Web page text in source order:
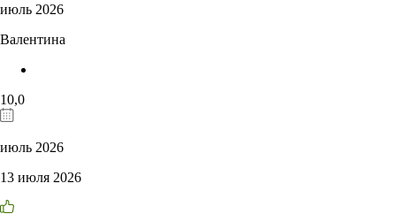
июль 2026
Валентина
10,0
июль 2026
13 июля 2026